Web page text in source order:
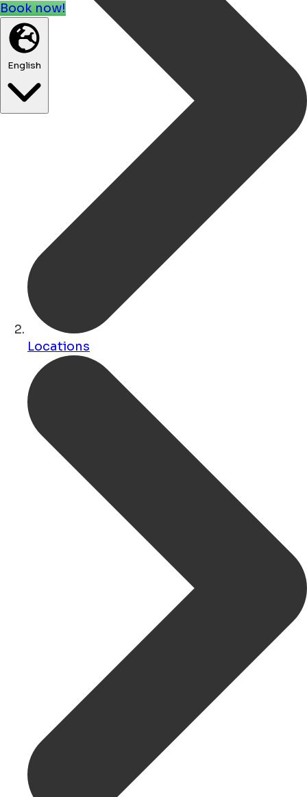
Book now!
English
Locations